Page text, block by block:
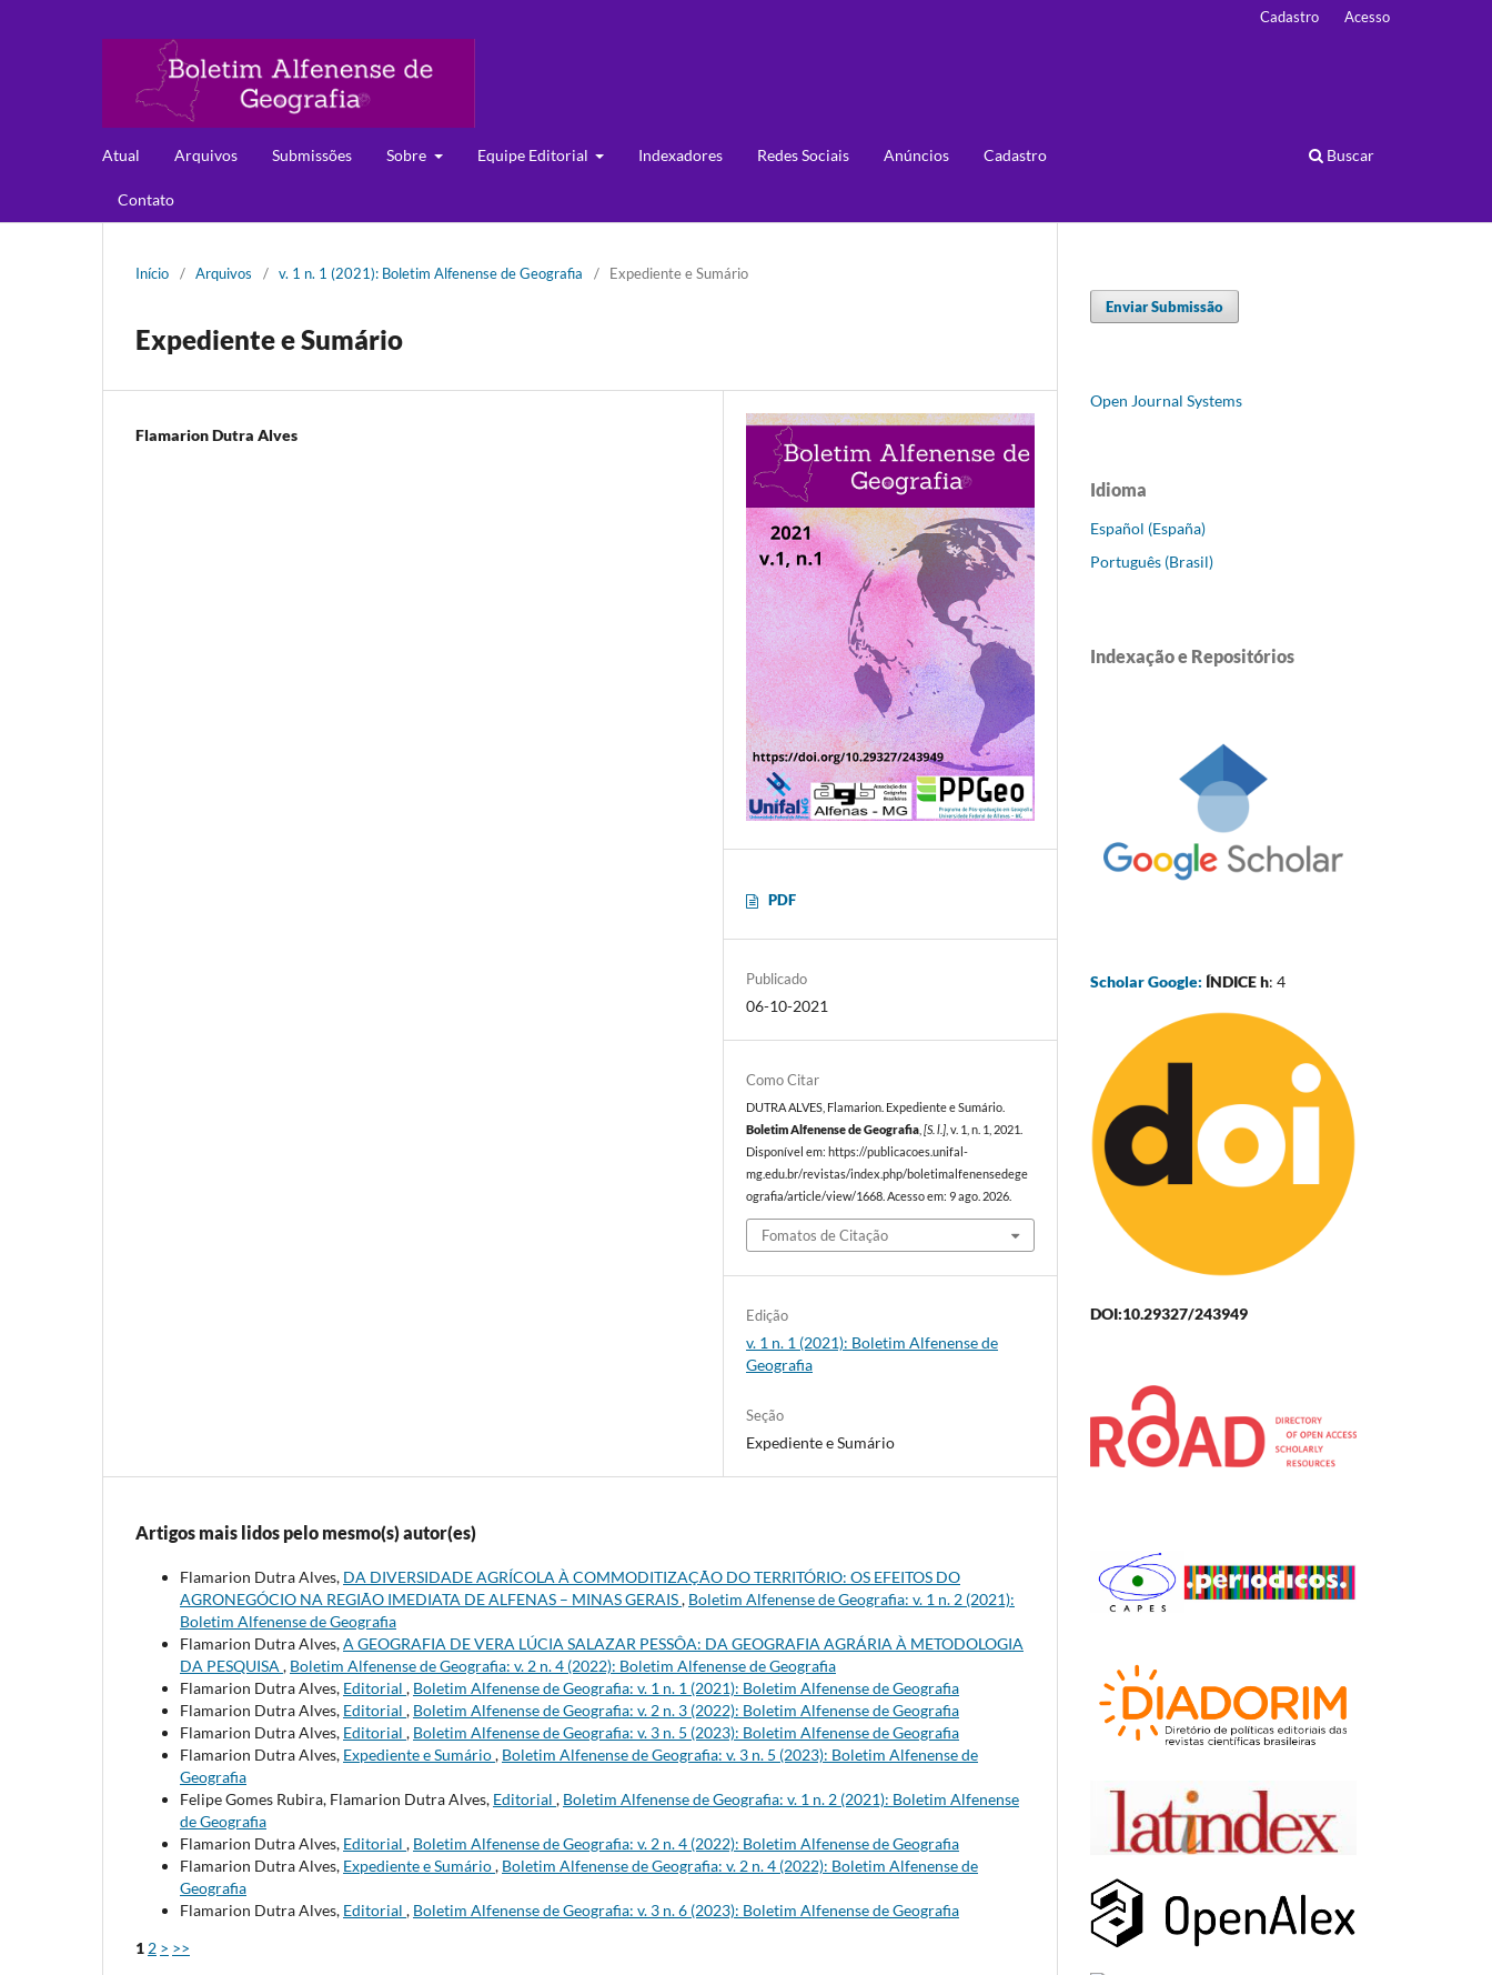
Atual Arquivos Submissões Sobre Equipe Editorial Indexadores Redes Sociais Anúncios Cadastro
Contato
Buscar
Cadastro Acesso
Início / Arquivos / v. 1 n. 1 (2021): Boletim Alfenense de Geografia / Expediente e Sumário
Expediente e Sumário
Flamarion Dutra Alves
PDF
Publicado
06-10-2021
Como Citar
DUTRA ALVES, Flamarion. Expediente e Sumário.
Boletim Alfenense de Geografia ,[S. l.] , v. 1, n. 1, 2021.
Disponível em: https://publicacoes.unifal-
mg.edu.br/revistas/index.php/boletimalfenensedege
ografia/article/view/1668. Acesso em: 9 ago. 2026.
Fomatos de Citação
Edição
v. 1 n. 1 (2021): Boletim Alfenense de
Geografia
Seção
Expediente e Sumário
Artigos mais lidos pelo mesmo(s) autor(es)
Flamarion Dutra Alves, DA DIVERSIDADE AGRÍCOLA À COMMODITIZAÇÃO DO TERRITÓRIO: OS EFEITOS DO
AGRONEGÓCIO NA REGIÃO IMEDIATA DE ALFENAS – MINAS GERAIS, Boletim Alfenense de Geografia: v. 1 n. 2 (2021):
Boletim Alfenense de Geografia
Flamarion Dutra Alves,A GEOGRAFIA DE VERA LÚCIA SALAZAR PESSÔA: DA GEOGRAFIA AGRÁRIA À METODOLOGIA
DA PESQUISA , Boletim Alfenense de Geografia: v. 2 n. 4 (2022): Boletim Alfenense de Geografia
Flamarion Dutra Alves, Editorial , Boletim Alfenense de Geografia: v. 1 n. 1 (2021): Boletim Alfenense de Geografia
Flamarion Dutra Alves, Editorial , Boletim Alfenense de Geografia: v. 2 n. 3 (2022): Boletim Alfenense de Geografia
Flamarion Dutra Alves, Editorial , Boletim Alfenense de Geografia: v. 3 n. 5 (2023): Boletim Alfenense de Geografia
Flamarion Dutra Alves, Expediente e Sumário, Boletim Alfenense de Geografia: v. 3 n. 5 (2023): Boletim Alfenense de
Geografia
Felipe Gomes Rubira, Flamarion Dutra Alves, Editorial , Boletim Alfenense de Geografia: v. 1 n. 2 (2021): Boletim Alfenense
de Geografia
Flamarion Dutra Alves, Editorial , Boletim Alfenense de Geografia: v. 2 n. 4 (2022): Boletim Alfenense de Geografia
Flamarion Dutra Alves, Expediente e Sumário, Boletim Alfenense de Geografia: v. 2 n. 4 (2022): Boletim Alfenense de
Geografia
Flamarion Dutra Alves, Editorial , Boletim Alfenense de Geografia: v. 3 n. 6 (2023): Boletim Alfenense de Geografia
1 2 > >>
Enviar Submissão
Open Journal Systems
Idioma
Español (España)
Português (Brasil)
Indexação e Repositórios
Scholar Google: ÍNDICE h: 4
DOI:10.29327/243949